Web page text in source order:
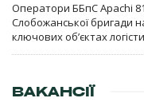
Оператори ББпС Apachi
Слобожанської бригади
ключових об’єктах
ВАКАНСІЇ